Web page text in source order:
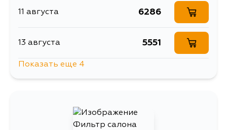
11 августа 6286
13 августа 5551
Показать еще 4